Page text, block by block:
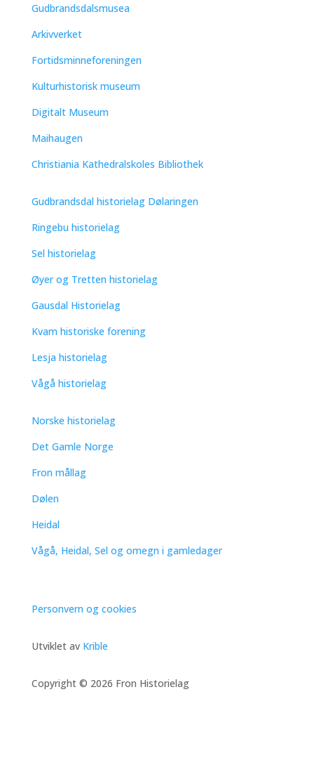
Gudbrandsdalsmusea
Arkivverket
Fortidsminneforeningen
Kulturhistorisk museum
Digitalt Museum
Maihaugen
Christiania Kathedralskoles Bibliothek
Gudbrandsdal historielag Dølaringen
Ringebu historielag
Sel historielag
Øyer og Tretten historielag
Gausdal Historielag
Kvam historiske forening
Lesja historielag
Vågå historielag
Norske historielag
Det Gamle Norge
Fron mållag
Dølen
Heidal
Vågå, Heidal, Sel og omegn i gamledager
Personvern og cookies
Utviklet av Krible
Copyright © 2026 Fron Historielag